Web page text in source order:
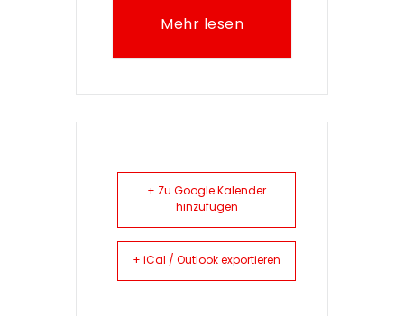
Mehr lesen
+ Zu Google Kalender
hinzufügen
+ iCal / Outlook exportieren